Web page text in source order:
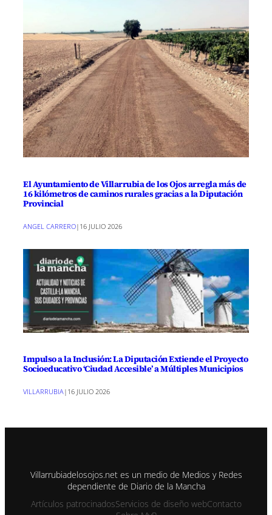
El Ayuntamiento de Villarrubia de los Ojos arregla más de
16 kilómetros de caminos rurales gracias a la Diputación
Provincial
ANGEL CARRERO| 16 JULIO 2026
Impulso a la Inclusión: La Diputación Extiende el Proyecto
Socioeducativo ‘Ciudad Accesible’ a Múltiples Municipios
VILLARRUBIA| 16 JULIO 2026
Villarrubiadelosojos.net es un medio de Medios y Redes
dependiente de Diario de la Mancha
Artículos patrocinadosServicios de diseño webContacto